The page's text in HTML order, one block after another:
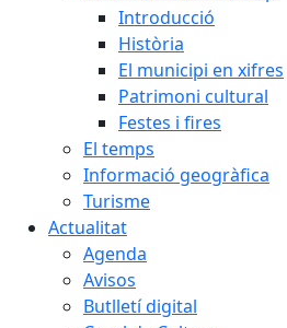
Introducció
Història
El municipi en xifres
Patrimoni cultural
Festes i fires
El temps
Informació geogràfica
Turisme
Actualitat
Agenda
Avisos
Butlletí digital